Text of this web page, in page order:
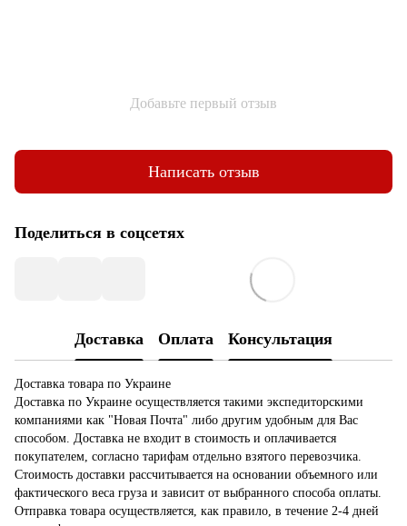
Добавьте первый отзыв
Написать отзыв
Поделиться в соцсетях
Доставка Оплата Консультация
Доставка товара по Украине
Доставка по Украине осуществляется такими экспедиторскими
компаниями как "Новая Почта" либо другим удобным для Вас
способом. Доставка не входит в стоимость и оплачивается
покупателем, согласно тарифам отдельно взятого перевозчика.
Стоимость доставки рассчитывается на основании объемного или
фактического веса груза и зависит от выбранного способа оплаты.
Отправка товара осуществляется, как правило, в течение 2-4 дней